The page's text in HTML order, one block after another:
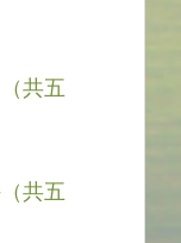
共五
共五